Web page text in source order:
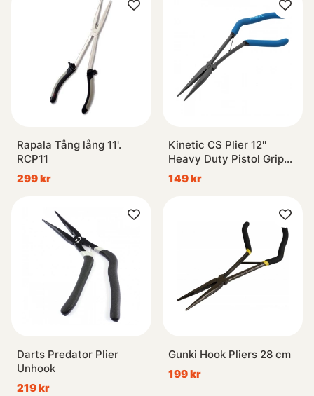
Rapala Tång lång 11'.
RCP11
299 kr
Kinetic CS Plier 12''
Heavy Duty Pistol Grip
Blue/Black
149 kr
Darts Predator Plier
Unhook
219 kr
Gunki Hook Pliers 28 cm
199 kr